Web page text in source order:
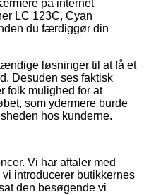
på internet
LC 123C, Cyan
du færdiggør din
løsninger til at få et
Desuden ses faktisk
folk mulighed for at
som ydermere burde
hos kunderne.
Vi har aftaler med
introducerer butikkernes
den besøgende vi